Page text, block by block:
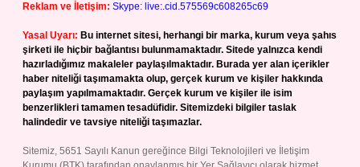
Reklam ve İletişim: Skype: live:.cid.575569c608265c69
Yasal Uyarı: Bu internet sitesi, herhangi bir marka, kurum veya şahıs
şirketi ile hiçbir bağlantısı bulunmamaktadır. Sitede yalnızca kendi
hazırladığımız makaleler paylaşılmaktadır. Burada yer alan içerikler
haber niteliği taşımamakta olup, gerçek kurum ve kişiler hakkında
paylaşım yapılmamaktadır. Gerçek kurum ve kişiler ile isim
benzerlikleri tamamen tesadüfidir. Sitemizdeki bilgiler taslak
halindedir ve tavsiye niteliği taşımazlar.
Sitemiz, 5651 Sayılı Kanun gereğince Bilgi Teknolojileri ve İletişim